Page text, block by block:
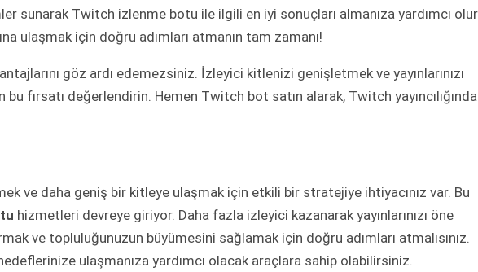
sunarak Twitch izlenme botu ile ilgili en iyi sonuçları almanıza yardımcı
ulaşmak için doğru adımları atmanın tam zamanı!
göz ardı edemezsiniz. İzleyici kitlenizi genişletmek ve yayınlarınızı
fırsatı değerlendirin. Hemen Twitch bot satın alarak, Twitch yayıncılığında
ve daha geniş bir kitleye ulaşmak için etkili bir stratejiye ihtiyacınız var. Bu
hizmetleri devreye giriyor. Daha fazla izleyici kazanarak yayınlarınızı öne
ve topluluğunuzun büyümesini sağlamak için doğru adımları atmalısınız.
ulaşmanıza yardımcı olacak araçlara sahip olabilirsiniz.